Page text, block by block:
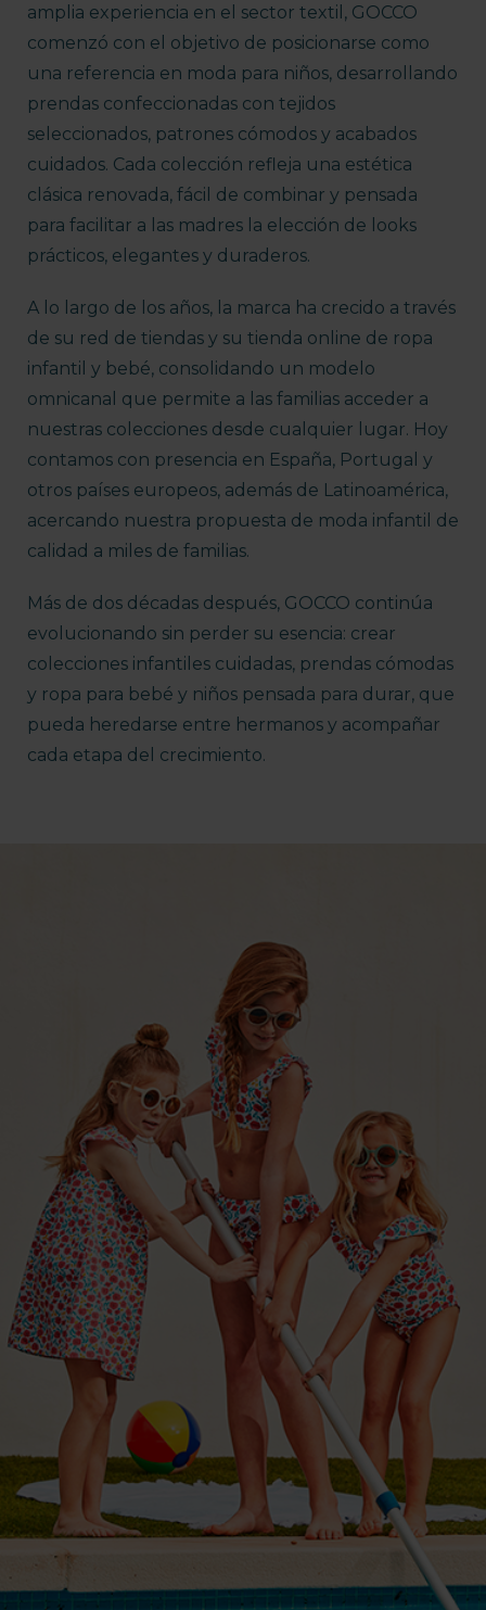
amplia experiencia en el sector textil, GOCCO
comenzó con el objetivo de posicionarse como
una referencia en moda para niños, desarrollando
prendas confeccionadas con tejidos
seleccionados, patrones cómodos y acabados
cuidados. Cada colección refleja una estética
clásica renovada, fácil de combinar y pensada
para facilitar a las madres la elección de looks
prácticos, elegantes y duraderos.
A lo largo de los años, la marca ha crecido a través
de su red de tiendas y su tienda online de ropa
infantil y bebé, consolidando un modelo
omnicanal que permite a las familias acceder a
nuestras colecciones desde cualquier lugar. Hoy
contamos con presencia en España, Portugal y
otros países europeos, además de Latinoamérica,
acercando nuestra propuesta de moda infantil de
calidad a miles de familias.
Más de dos décadas después, GOCCO continúa
evolucionando sin perder su esencia: crear
colecciones infantiles cuidadas, prendas cómodas
y ropa para bebé y niños pensada para durar, que
pueda heredarse entre hermanos y acompañar
cada etapa del crecimiento.